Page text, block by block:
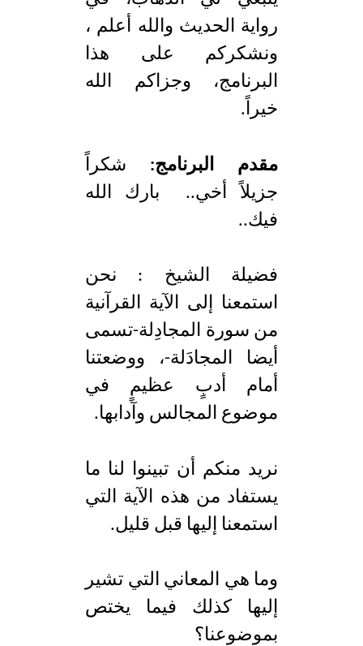
رواية الحديث والله أعلم ،
ونشكركم على هذا
البرنامج، وجزاكم الله
خيراً.
مقدم البرنامج: شكراً
جزيلاً أخي.. بارك الله
فيك..
فضيلة الشيخ : نحن
استمعنا إلى الآية القرآنية
من سورة المجادِلة-تسمى
أيضا المجادَلة-، ووضعتنا
أمام أدبٍ عظيمٍ في
موضوع المجالس وآدابها.
نريد منكم أن تبينوا لنا ما
يستفاد من هذه الآية التي
استمعنا إليها قبل قليل.
وما هي المعاني التي تشير
إليها كذلك فيما يختص
بموضوعنا؟